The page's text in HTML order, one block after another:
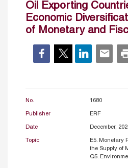
Oil Exporting
Economic
of Monetary and
No. 1680
Publisher ERF
Date December,
Topic
E5. Monetary
the Supply of
Q5.